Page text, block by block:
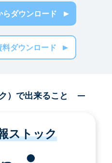
ダウンロード
ダウンロード
）で出来ること
ストック